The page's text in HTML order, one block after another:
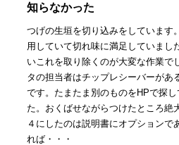
知らなかった
つげの生垣を切り込みをしています
用していて切れ味に満足していまし
いこれを取り除くのが大変な作業で
タの担当者はチップレシーバーがあ
です。たまたま別のものをHPで探
た。おくばせながらつけたところ絶
４にしたのは説明書にオプションで
れば・・・